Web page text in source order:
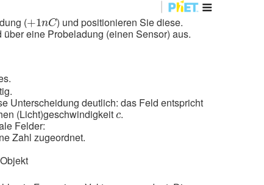
(+1nC
+ 1nC) und positionieren Sie diese.
eine Probeladung (einen Sensor) aus.
Unterscheidung deutlich: das Feld entspricht
(Licht)geschwindigkeit c
c.
Felder:
Zahl zugeordnet.